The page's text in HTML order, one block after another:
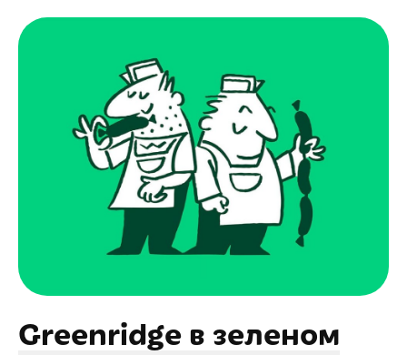
Greenridge в зеленом